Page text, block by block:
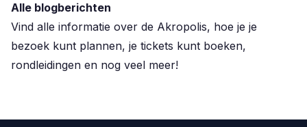
Alle blogberichten
Vind alle informatie over de Akropolis, hoe je je
bezoek kunt plannen, je tickets kunt boeken,
rondleidingen en nog veel meer!